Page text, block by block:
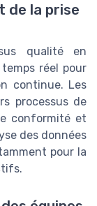
de la prise
qualité en
réel pour
continue. Les
processus de
conformité et
des données
pour la